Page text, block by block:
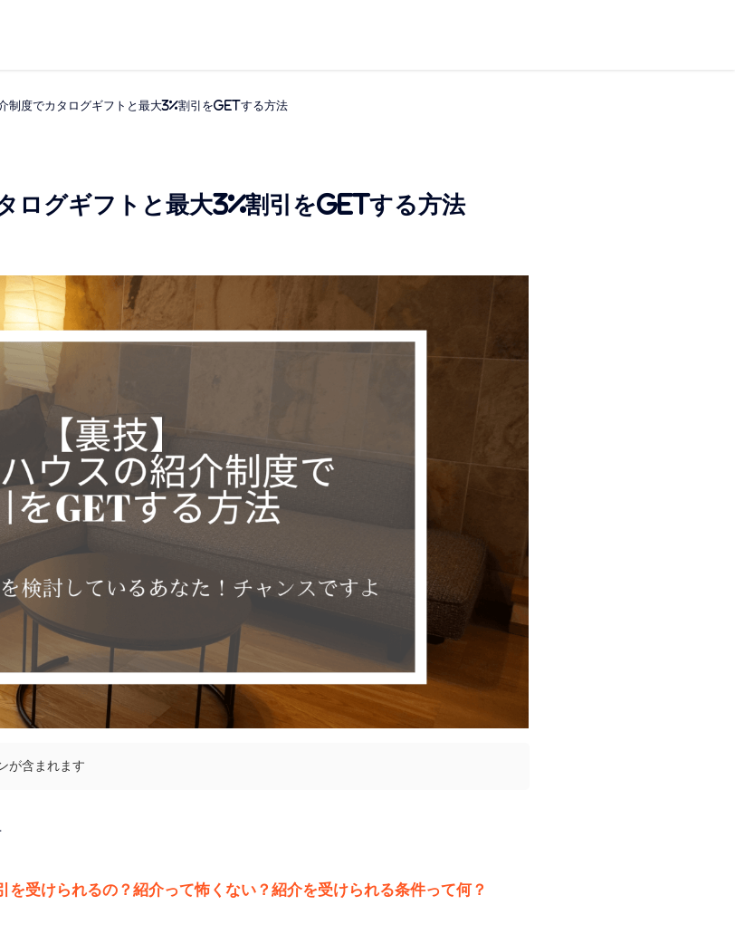
制度でカタログギフトと最大3%割引をGETする方法
ログギフトと最大3%割引をGETする方法
が含まれます
を受けられるの？紹介って怖くない？紹介を受けられる条件って何？